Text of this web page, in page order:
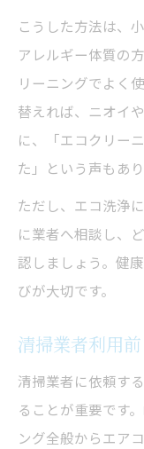
こうした方法は、
アレルギー体質の
リーニングでよく
替えれば、ニオイ
に、「エコクリー
た」という声もあり
ただし、エコ洗浄
に業者へ相談し、
認しましょう。健
びが大切です。
清掃業者利用
清掃業者に依頼す
ることが重要です
ング全般からエア